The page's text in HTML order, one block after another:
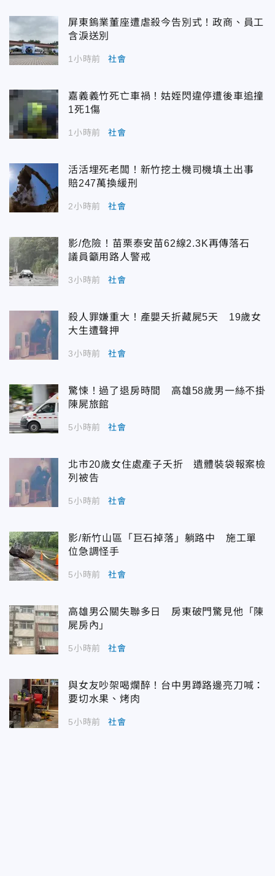
屏東鎢業董座遭虐殺今告別式！政商、員工
含淚送別
1小時前 社會
嘉義義竹死亡車禍！姑姪閃違停遭後車追撞
1死1傷
1小時前 社會
活活埋死老闆！新竹挖土機司機填土出事
賠247萬換緩刑
2小時前 社會
影/危險！苗栗泰安苗62線2.3K再傳落石
議員籲用路人警戒
3小時前 社會
殺人罪嫌重大！產嬰夭折藏屍5天 19歲女
大生遭聲押
3小時前 社會
驚悚！過了退房時間 高雄58歲男一絲不掛
陳屍旅館
5小時前 社會
北市20歲女住處產子夭折 遺體裝袋報案檢
列被告
5小時前 社會
影/新竹山區「巨石掉落」躺路中 施工單
位急調怪手
5小時前 社會
高雄男公關失聯多日 房東破門驚見他「陳
屍房內」
5小時前 社會
與女友吵架喝爛醉！台中男蹲路邊亮刀喊：
要切水果、烤肉
5小時前 社會